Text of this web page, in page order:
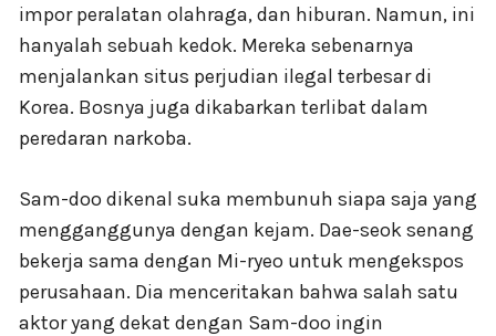
impor peralatan olahraga, dan hiburan. Namun, ini
hanyalah sebuah kedok. Mereka sebenarnya
menjalankan situs perjudian ilegal terbesar di
Korea. Bosnya juga dikabarkan terlibat dalam
peredaran narkoba.
Sam-doo dikenal suka membunuh siapa saja yang
mengganggunya dengan kejam. Dae-seok senang
bekerja sama dengan Mi-ryeo untuk mengekspos
perusahaan. Dia menceritakan bahwa salah satu
aktor yang dekat dengan Sam-doo ingin